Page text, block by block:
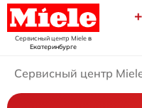
Сервисный центр Mieleв
Екатеринбурге
Сервисный центр